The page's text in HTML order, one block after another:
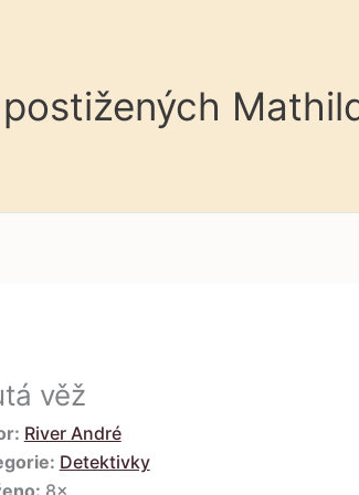
věž
River André
Detektivky
8×